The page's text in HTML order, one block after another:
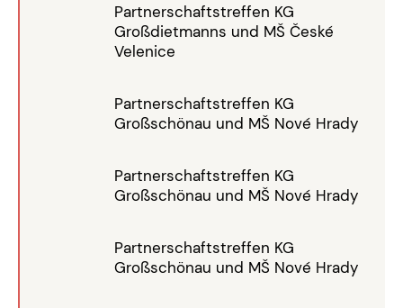
Partnerschaftstreffen KG
Großdietmanns und MŠ České
Velenice
Partnerschaftstreffen KG
Großschönau und MŠ Nové Hrady
Partnerschaftstreffen KG
Großschönau und MŠ Nové Hrady
Partnerschaftstreffen KG
Großschönau und MŠ Nové Hrady